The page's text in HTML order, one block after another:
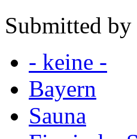
Submitted
- keine -
Bayern
Sauna